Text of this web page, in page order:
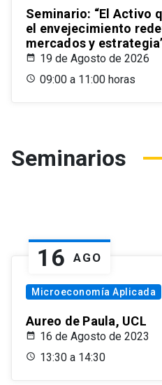
Seminario: “El Activo
el envejecimiento
mercados y
19 de Agosto de 2026
09:00 a 11:00 horas
Seminarios
16 AGO
Microeconomía Aplicada
Aureo de Paula, UCL
16 de Agosto de 2023
13:30 a 14:30